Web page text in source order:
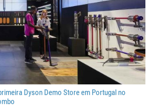
Dyson Demo Store em Portugal no